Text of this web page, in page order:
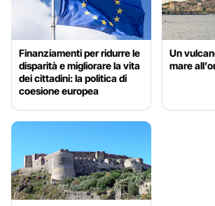
Finanziamenti per ridurre le
disparità e migliorare la vita
dei cittadini: la politica di
coesione europea
Un
mare